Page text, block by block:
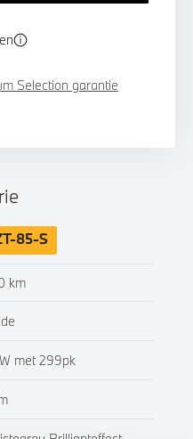
Selection garantie
85-S
km
met 299pk